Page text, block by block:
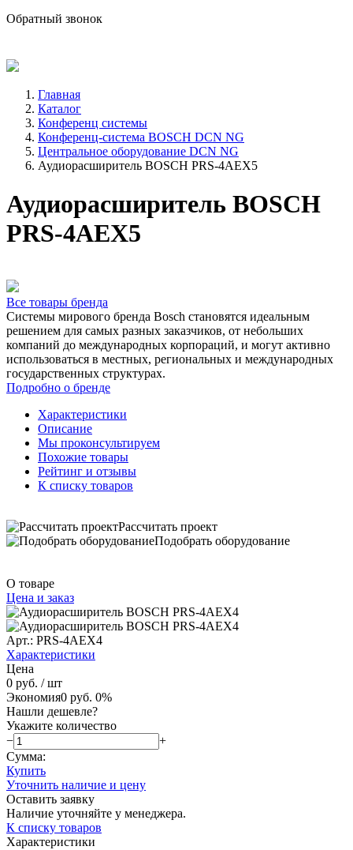
Обратный звонок
Главная
Каталог
Конференц системы
Конференц-система BOSCH DCN NG
Центральное оборудование DCN NG
Аудиорасширитель BOSCH PRS-4AEX5
Аудиорасширитель BOSCH
PRS-4AEX5
Все товары бренда
Системы мирового бренда Bosch становятся идеальным
решением для самых разных заказчиков, от небольших
компаний до международных корпораций, и могут активно
использоваться в местных, региональных и международных
государственных структурах.
Подробно о бренде
Характеристики
Описание
Мы проконсультируем
Похожие товары
Рейтинг и отзывы
К списку товаров
Рассчитать проект
Подобрать оборудование
О товаре
Цена и заказ
Арт.: PRS-4AEX4
Характеристики
Цена
0 руб. / шт
Экономия0 руб. 0%
Нашли дешевле?
Укажите количество
−
+
Сумма:
Купить
Уточнить наличие и цену
Оставить заявку
Наличие уточняйте у менеджера.
К списку товаров
Характеристики